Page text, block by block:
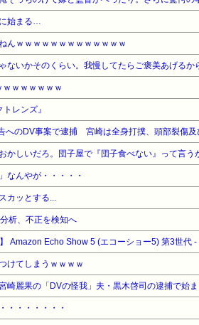
始まる…
んｗｗｗｗｗｗｗｗｗｗｗｗｗ
ｗｗｗｗｗｗｗ
レンズ』
なんやが・・・・・
カッとする...
析、不正を検知へ
けてしまうｗｗｗｗ
・・・・・・・